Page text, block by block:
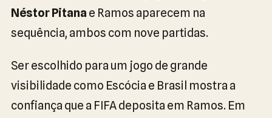
Néstor Pitana e Ramos aparecem na
sequência, ambos com nove partidas.
Ser escolhido para um jogo de grande
visibilidade como Escócia e Brasil mostra a
confiança que a FIFA deposita em Ramos. Em